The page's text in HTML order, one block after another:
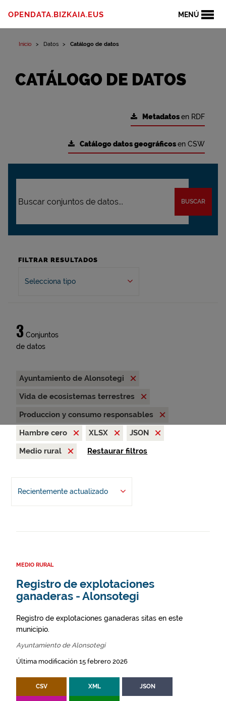
MENÚ
OPENDATA.BIZKAIA.EUS
Inicio Datos Catálogo de datos
CATÁLOGO DE DATOS
Metadatosen RDF
Catálogo datos geográficosen CSW
BUSCAR
FILTRAR RESULTADOS
Selecciona tipo
3 Conjuntos
de datos
Ayuntamiento de Alonsotegi
Vida de ecosistemas terrestres
Produccion y consumo responsables
Hambre cero
XLSX
JSON
Medio rural
Restaurar filtros
Recientemente actualizado
MEDIO RURAL
Registro de explotaciones
ganaderas - Alonsotegi
Registro de explotaciones ganaderas sitas en este
municipio.
Ayuntamiento de Alonsotegi
Última modificación 15 febrero 2026
CSV XML JSON